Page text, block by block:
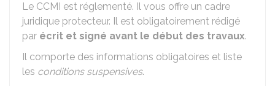
Le CCMI est réglementé. Il vous offre un cadre
juridique protecteur. Il est obligatoirement rédigé
par écrit et signé avant le début des travaux.
Il comporte des informations obligatoires et liste
les conditions suspensives.